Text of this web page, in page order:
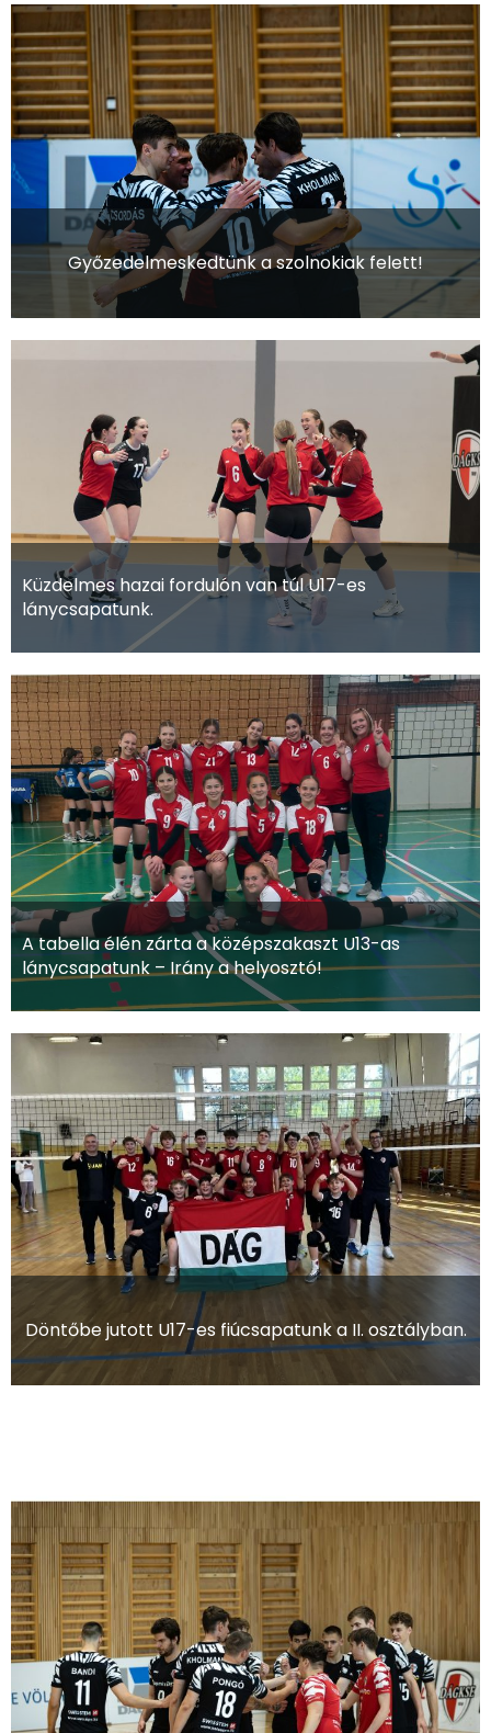
Győzedelmeskedtünk a szolnokiak felett!
Küzdelmes hazai fordulón van túl U17-es
lánycsapatunk.
A tabella élén zárta a középszakaszt U13-as
lánycsapatunk – Irány a helyosztó!
Döntőbe jutott U17-es fiúcsapatunk a II. osztályban.